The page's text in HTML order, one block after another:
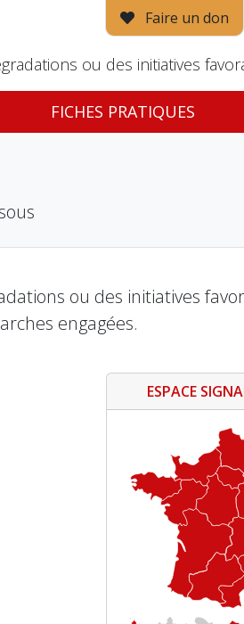
Faire un don
ou des initiatives
FICHES PRATIQUES
ou des initiatives
engagées.
ESPACE